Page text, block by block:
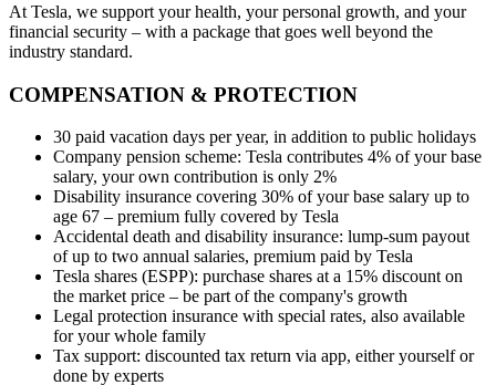
At Tesla, we support your health, your personal growth, and your
financial security – with a package that goes well beyond the
industry standard.
COMPENSATION & PROTECTION
30 paid vacation days per year, in addition to public holidays
Company pension scheme: Tesla contributes 4% of your base
salary, your own contribution is only 2%
Disability insurance covering 30% of your base salary up to
age 67 – premium fully covered by Tesla
Accidental death and disability insurance: lump-sum payout
of up to two annual salaries, premium paid by Tesla
Tesla shares (ESPP): purchase shares at a 15% discount on
the market price – be part of the company's growth
Legal protection insurance with special rates, also available
for your whole family
Tax support: discounted tax return via app, either yourself or
done by experts